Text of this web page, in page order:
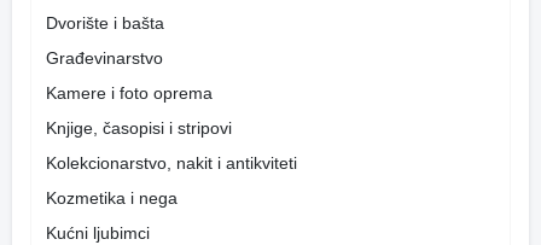
Dvorište i bašta
Građevinarstvo
Kamere i foto oprema
Knjige, časopisi i stripovi
Kolekcionarstvo, nakit i antikviteti
Kozmetika i nega
Kućni ljubimci